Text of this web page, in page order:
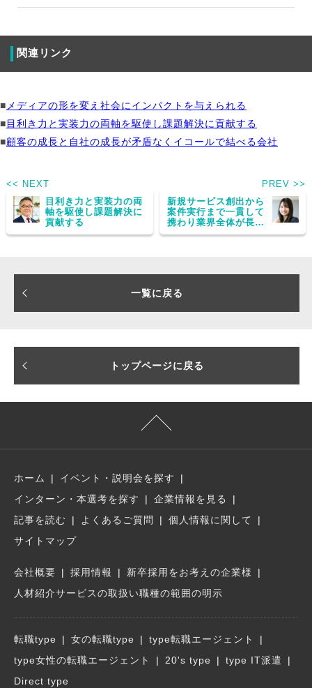
関連リンク
■ メディアの形を変え社会にインパクトを与えられる
■目利き力と実装力の両軸を駆使し課題解決に貢献する
■顧客の成長と自社の成長が矛盾なくイコールで結べる会社
<< NEXT
目利き力と実装力の両
軸を駆使し課題解決に
貢献する
PREV >>
新規サービス創出から
案件実行まで一貫して
携わり業界全体が長年
抱える課題を変革へと
一覧に戻る
トップページに戻る
ホーム
イベント・説明会を探す
インターン・本選考を探す
企業情報を見る
記事を読む
よくあるご質問
個人情報に関して
サイトマップ
会社概要 採用情報
新卒採用をお考えの企業様
人材紹介サービスの取扱い職種の範囲の明示
転職type 女の転職type
type転職エージェント
type女性の転職エージェント
20's type
type IT派遣
Direct type